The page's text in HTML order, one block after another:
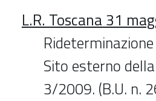
L.R. Toscana 31
Sito esterno
3/2009. (B.U. n.